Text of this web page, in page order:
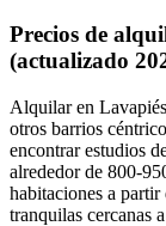
Precios de
(actualizado
Alquilar en
otros barrios
encontrar estudios
alrededor de 800-
habitaciones a
tranquilas cercanas